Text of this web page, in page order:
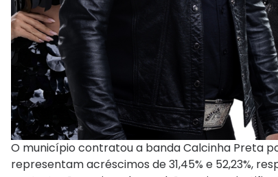
O município contratou a banda Calcinha Preta
representam acréscimos de 31,45% e 52,23%,